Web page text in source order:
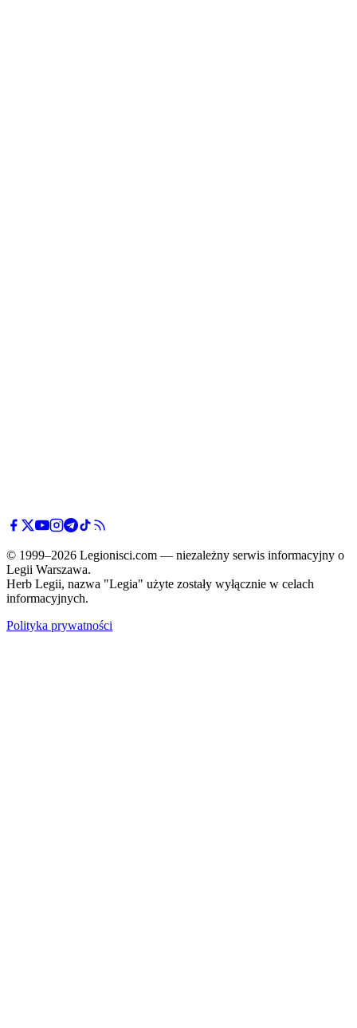
© 1999–2026 Legionisci.com — niezależny serwis informacyjny o
Legii Warszawa.
Herb Legii, nazwa "Legia" użyte zostały wyłącznie w celach
informacyjnych.
Polityka prywatności